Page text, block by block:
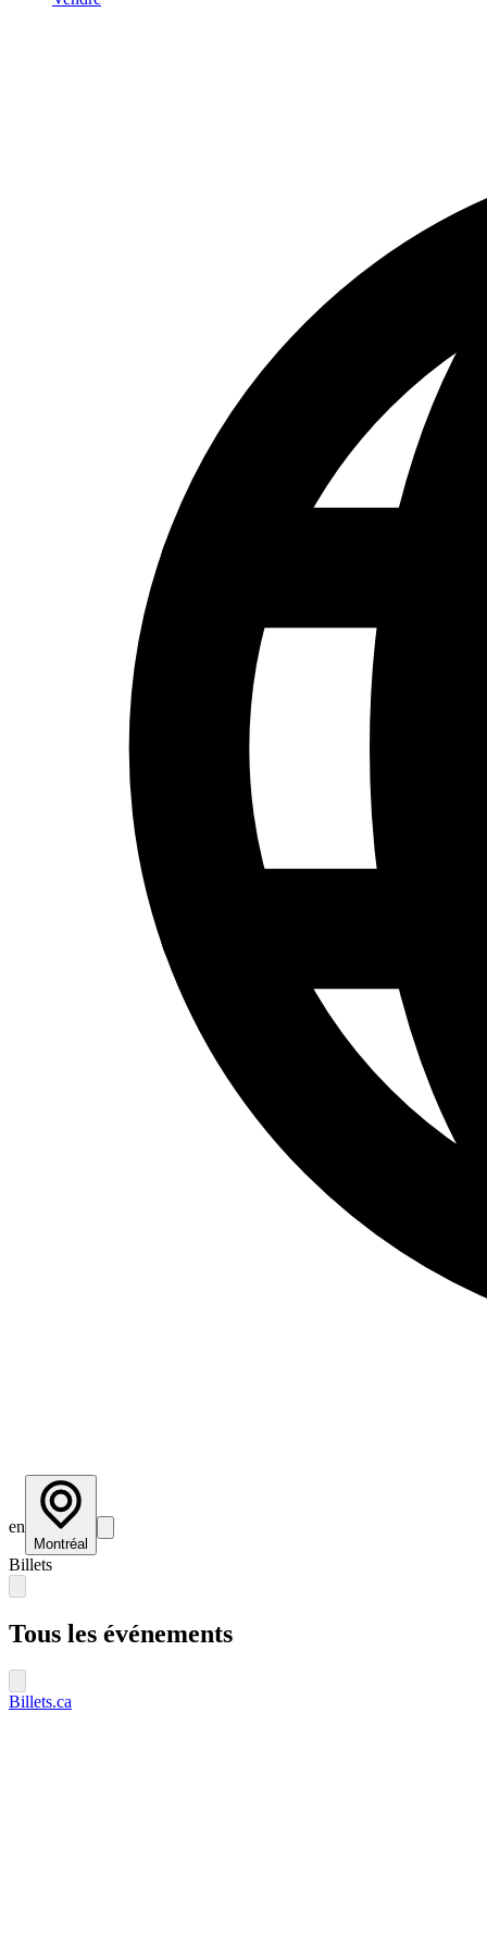
en
Montréal
Billets
Tous les événements
Billets.ca